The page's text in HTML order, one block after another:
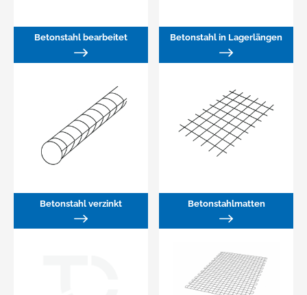
Betonstahl bearbeitet Betonstahl in Lagerlängen
Betonstahl verzinkt Betonstahlmatten